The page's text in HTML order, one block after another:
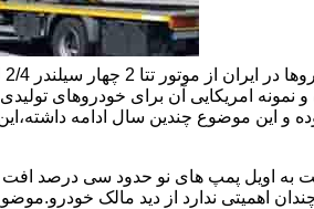
امریکایی آن برای خودروهای تولیدی
و این موضوع چندین سال ادامه
دوم اویل پمپ ضعیف این موتور است و بعد از کارکرد 60/000 الی
اهمیتی ندارد از دید مالک